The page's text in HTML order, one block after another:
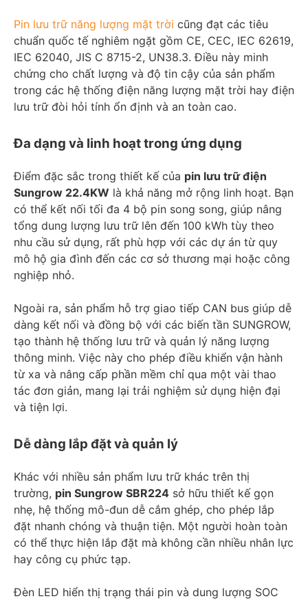
Pin lưu trữ năng lượng mặt trời cũng đạt các tiêu
chuẩn quốc tế nghiêm ngặt gồm CE, CEC, IEC 62619,
IEC 62040, JIS C 8715-2, UN38.3. Điều này minh
chứng cho chất lượng và độ tin cậy của sản phẩm
trong các hệ thống điện năng lượng mặt trời hay điện
lưu trữ đòi hỏi tính ổn định và an toàn cao.
Đa dạng và linh hoạt trong ứng dụng
Điểm đặc sắc trong thiết kế của pin lưu trữ điện
Sungrow 22.4KW là khả năng mở rộng linh hoạt. Bạn
có thể kết nối tối đa 4 bộ pin song song, giúp nâng
tổng dung lượng lưu trữ lên đến 100 kWh tùy theo
nhu cầu sử dụng, rất phù hợp với các dự án từ quy
mô hộ gia đình đến các cơ sở thương mại hoặc công
nghiệp nhỏ.
Ngoài ra, sản phẩm hỗ trợ giao tiếp CAN bus giúp dễ
dàng kết nối và đồng bộ với các biến tần SUNGROW,
tạo thành hệ thống lưu trữ và quản lý năng lượng
thông minh. Việc này cho phép điều khiển vận hành
từ xa và nâng cấp phần mềm chỉ qua một vài thao
tác đơn giản, mang lại trải nghiệm sử dụng hiện đại
và tiện lợi.
Dễ dàng lắp đặt và quản lý
Khác với nhiều sản phẩm lưu trữ khác trên thị
trường, pin Sungrow SBR224 sở hữu thiết kế gọn
nhẹ, hệ thống mô-đun dễ cắm ghép, cho phép lắp
đặt nhanh chóng và thuận tiện. Một người hoàn toàn
có thể thực hiện lắp đặt mà không cần nhiều nhân lực
hay công cụ phức tạp.
Đèn LED hiển thị trạng thái pin và dung lượng SOC